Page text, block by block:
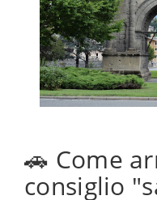
🚗 Come
consiglio